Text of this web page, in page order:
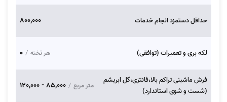
حداقل دستمزد انجام خدمات 800,000
لکه بری و تعمیرات (توافقی) هر تخته /
0
فرش ماشینی تراکم بالا،فانتزی،گل ابریشم
(شست و شوی استاندارد)
متر مربع /
85,000 - 120,000